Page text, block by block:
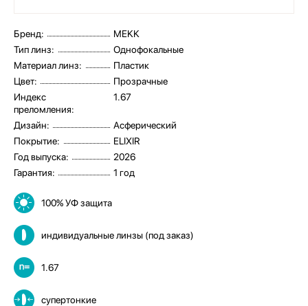
Бренд:
MEKK
Тип линз:
Однофокальные
Материал линз:
Пластик
Цвет:
Прозрачные
Индекс
преломления:
1.67
Дизайн:
Асферический
Покрытие:
ELIXIR
Год выпуска:
2026
Гарантия:
1 год
100% УФ защита
индивидуальные линзы (под заказ)
1.67
супертонкие